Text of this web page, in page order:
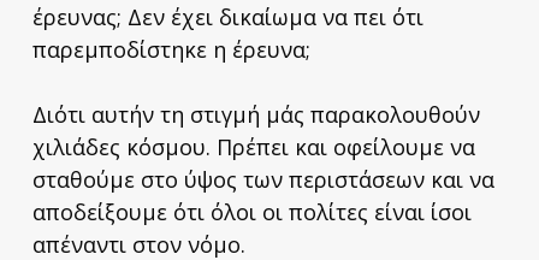
έρευνας; Δεν έχει δικαίωμα να πει ότι
παρεμποδίστηκε η έρευνα;
Διότι αυτήν τη στιγμή μάς παρακολουθούν
χιλιάδες κόσμου. Πρέπει και οφείλουμε να
σταθούμε στο ύψος των περιστάσεων και να
αποδείξουμε ότι όλοι οι πολίτες είναι ίσοι
απέναντι στον νόμο.